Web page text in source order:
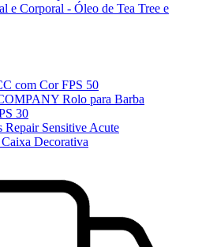
e Corporal - Óleo de Tea Tree e
com Cor FPS 50
Rolo para Barba
30
Repair Sensitive Acute
Decorativa